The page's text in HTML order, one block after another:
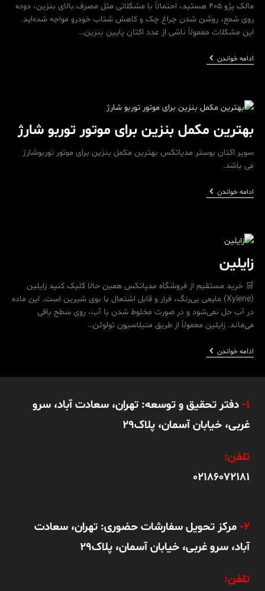
مالک پژو 405 هستید، احتمالاً با مشکلاتی مثل مصرف بالای بنزین، دوده
روی شمع، روشن شدن چراغ چک و کاهش شتاب خودرو مواجه شده‌اید.
این مشکلات معمولاً ناشی از عدد اکتان پایین بنزین…
ادامه خواندنبهترین
مکمل
405
بهترین مکمل بنزین برای موتور توربو شارژ
سوپر اکتان بوستر مدپاتکس بهترین مکمل بنزین برای موتور توربوشارژ
می باشد.
ادامه خواندنبهترین
مکمل
زایلین
🛒 خرید مستقیم از فروشگاه مدپاتکس همین حالا کلیک کنید زایلین
(Xylene) مایعی بی‌رنگ، فرار و قابل اشتعال با بوی شیرین است. این ماده
در آب حل نمی‌شود و در صورت مخلوط شدن با آب، روی سطح باقی
می‌ماند. زایلین معمولاً از طریق متیلاسیون تولوئن…
ادامه خواندنزایلین
1- دفتر تحقیق و توسعه: تهران، سعادت آباد، سرو
غربی، خیابان آسمان، پلاک29
تلفن:
02186072181
2- مرکز تحویل سفارشات حضوری: تهران، سعادت
آباد، سرو غربی، خیابان آسمان، پلاک29
تلفن: